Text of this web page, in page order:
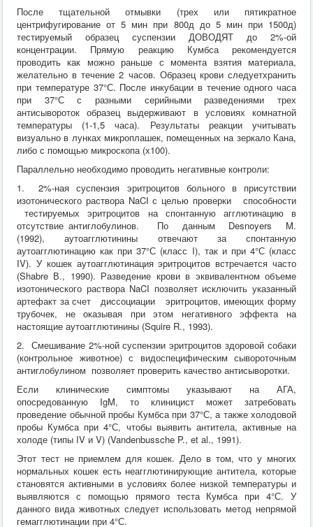
После тщательной отмывки (трех или пятикратное
центрифугирование от 5 мин при 800д до 5 мин при 1500д)
тестируемый образец суспензии ДОВОДЯТ до 2%-ой
концентрации. Прямую реакцию Кумбса рекомендуется
проводить как можно раньше с момента взятия материала,
желательно в течение 2 часов. Образец крови следуетхранить
при температуре 37°С. После инкубации в течение одного часа
при 37°С с разными серийными разведениями трех
антисывороток образец выдерживают в условиях комнатной
температуры (1-1,5 часа). Результаты реакции учитывать
визуально в лунках микроплашек, помещенных на зеркало Кана,
либо с помощью микроскопа (х100).
Параллельно необходимо проводить негативные контроли:
1. 2%-ная суспензия эритроцитов больного в присутствии
изотонического раствора NaCI с целью проверки способности
тестируемых эритроцитов на спонтанную агглютинацию в
отсутствие антиглобулинов. По данным Desnoyers M.
(1992), аутоагглютинины отвечают за спонтанную
аутоагглютинацию как при 37°С (класс I), так и при 4°С (класс
IV). У кошек аутоагглютинация эритроцитов встречается часто
(Shabre В., 1990). Разведение крови в эквивалентном объеме
изотонического раствора NaCI позволяет исключить указанный
артефакт за счет диссоциации эритроцитов, имеющих форму
трубочек, не оказывая при этом негативного эффекта на
настоящие аутоагглютинины (Squire R., 1993).
2. Смешивание 2%-ной суспензии эритроцитов здоровой собаки
(контрольное животное) с видоспецифическим сывороточным
антиглобулином позволяет проверить качество антисыворотки.
Если клинические симптомы указывают на АГА,
опосредованную IgM, то клиницист может затребовать
проведение обычной пробы Кумбса при 37°С, а также холодовой
пробы Кумбса при 4°С, чтобы выявить антитела, активные на
холоде (типы IV и V) (Vandenbussche P., et al., 1991).
Этот тест не приемлем для кошек. Дело в том, что у многих
нормальных кошек есть неагглютинирующие антитела, которые
становятся активными в условиях более низкой температуры и
выявляются с помощью прямого теста Кумбса при 4°С. У
данного вида животных следует использовать метод непрямой
гемагглютинации при 4°С.